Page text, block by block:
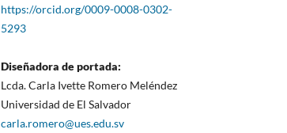
https://orcid.org/0009-0008-0302-
5293
Diseñadora de portada:
Lcda. Carla Ivette Romero Meléndez
Universidad de El Salvador
carla.romero@ues.edu.sv